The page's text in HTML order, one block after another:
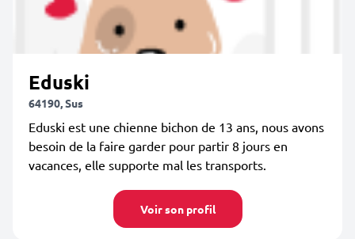
Eduski
64190, Sus
Eduski est une chienne bichon de 13 ans, nous avons
besoin de la faire garder pour partir 8 jours en
vacances, elle supporte mal les transports.
Voir son profil